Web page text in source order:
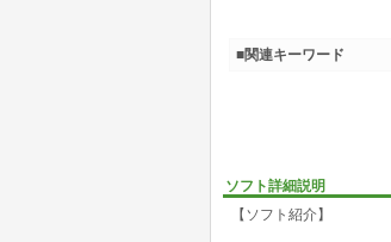
ソフト詳細説明
【ソフト紹介】
■関連キーワード